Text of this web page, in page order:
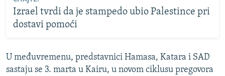
Izrael tvrdi da je stampedo ubio Palestince pri
dostavi pomoći
U međuvremenu, predstavnici Hamasa, Katara i SAD
sastaju se 3. marta u Kairu, u novom ciklusu pregovora